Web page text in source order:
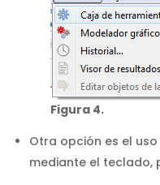
Figura 4.
Otra opción es el
mediante el teclado,